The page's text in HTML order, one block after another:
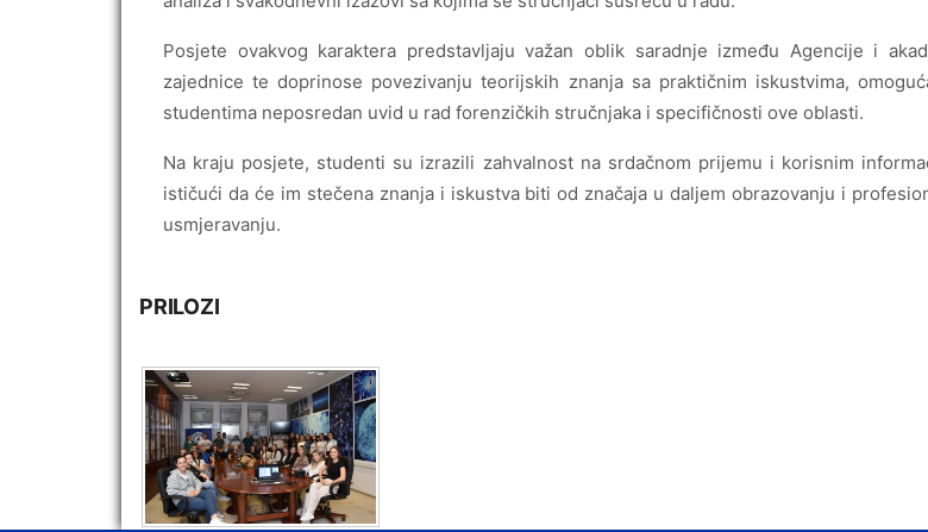
Posjete ovakvog karaktera predstavljaju važan oblik saradnje između Agencije i
zajednice te doprinose povezivanju teorijskih znanja sa praktičnim iskustvima,
studentima neposredan uvid u rad forenzičkih stručnjaka i specifičnosti ove oblasti.
Na kraju posjete, studenti su izrazili zahvalnost na srdačnom prijemu i korisnim
ističući da će im stečena znanja i iskustva biti od značaja u daljem obrazovanju i
usmjeravanju.
PRILOZI